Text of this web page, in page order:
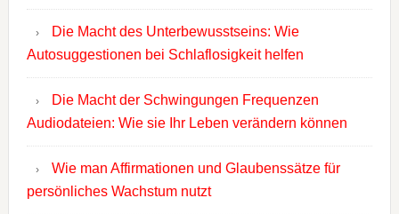
Die Macht des Unterbewusstseins: Wie
Autosuggestionen bei Schlaflosigkeit helfen
Die Macht der Schwingungen Frequenzen
Audiodateien: Wie sie Ihr Leben verändern können
Wie man Affirmationen und Glaubenssätze für
persönliches Wachstum nutzt